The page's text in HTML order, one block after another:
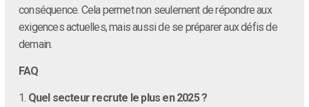
conséquence. Cela permet non seulement de répondre aux
exigences actuelles, mais aussi de se préparer aux défis de
demain.
FAQ
1. Quel secteur recrute le plus en 2025 ?